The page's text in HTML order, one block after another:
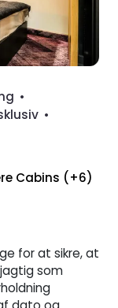
•
•
Cabins (+6)
for at sikre, at
som